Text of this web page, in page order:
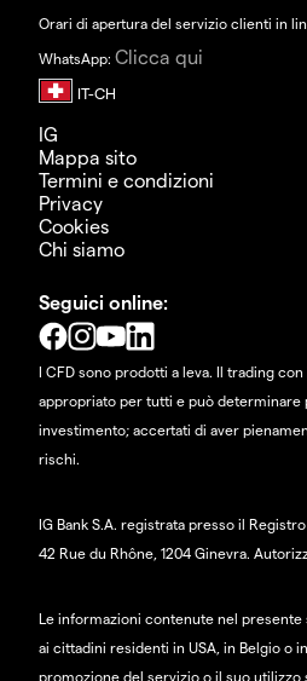
Orari di apertura del servizio clienti in
WhatsApp: Clicca qui
IG
Mappa sito
Termini e condizioni
Privacy
Cookies
Chi siamo
Seguici online:
I CFD sono prodotti a leva. Il trading
appropriato per tutti e può
investimento; accertati di aver
rischi.
IG Bank S.A. registrata presso il
42 Rue du Rhône, 1204 Ginevra.
Le informazioni contenute nel
ai cittadini residenti in USA, in Belgio o
promozione del servizio o il suo utilizzo